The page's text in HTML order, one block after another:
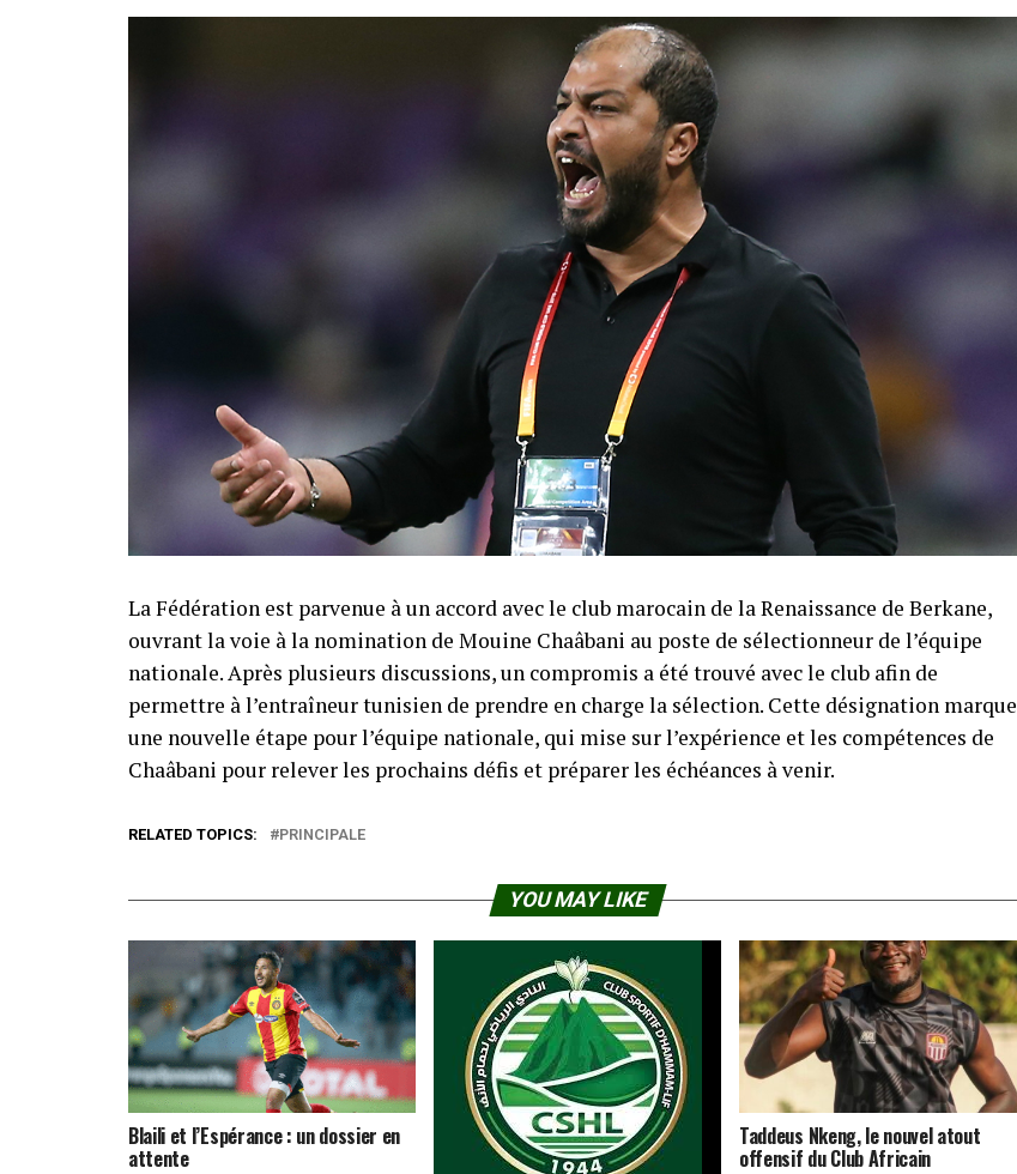
La Fédération est parvenue à un accord avec le club marocain de la Renaissance de Berkane,
ouvrant la voie à la nomination de Mouine Chaâbani au poste de sélectionneur de l’équipe
nationale. Après plusieurs discussions, un compromis a été trouvé avec le club afin de
permettre à l’entraîneur tunisien de prendre en charge la sélection. Cette désignation marque
une nouvelle étape pour l’équipe nationale, qui mise sur l’expérience et les compétences de
Chaâbani pour relever les prochains défis et préparer les échéances à venir.
RELATED TOPICS: PRINCIPALE
YOU MAY LIKE
Blaili et l’Espérance : un dossier en
attente
Taddeus Nkeng, le nouvel atout
offensif du Club Africain